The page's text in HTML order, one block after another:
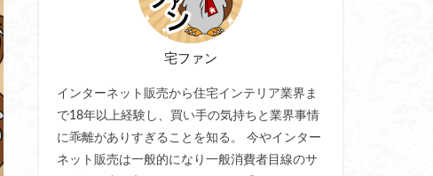
宅ファン
インターネット販売から住宅インテリア業界ま
で18年以上経験し、買い手の気持ちと業界事情
に乖離がありすぎることを知る。 今やインター
ネット販売は一般的になり一般消費者目線のサ